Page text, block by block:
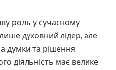
роль у сучасному
лише духовний лідер, але
думки та рішення
діяльність має велике